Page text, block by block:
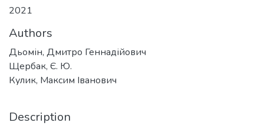
2021
Authors
Дьомін, Дмитро Геннадійович
Щербак, Є. Ю.
Кулик, Максим Іванович
Description